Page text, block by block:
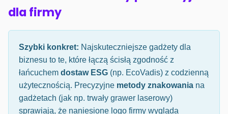
dla firmy
Szybki konkret: Najskuteczniejsze gadżety dla
biznesu to te, które łączą ścisłą zgodność z
łańcuchem dostaw ESG (np. EcoVadis) z codzienną
użytecznością. Precyzyjne metody znakowania na
gadżetach (jak np. trwały grawer laserowy)
sprawiają, że naniesione logo firmy wygląda